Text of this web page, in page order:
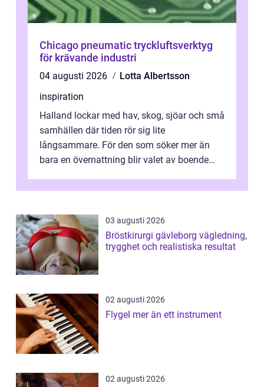
Chicago pneumatic tryckluftsverktyg
för krävande industri
04 augusti 2026
Lotta Albertsson
inspiration
Halland lockar med hav, skog, sjöar och små
samhällen där tiden rör sig lite
långsammare. För den som söker mer än
bara en övernattning blir valet av boende
utgå...
03 augusti 2026
Bröstkirurgi gävleborg vägledning,
trygghet och realistiska resultat
02 augusti 2026
Flygel mer än ett instrument
02 augusti 2026